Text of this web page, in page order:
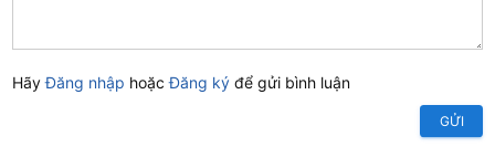
HãyĐăng nhập hoặcĐăng ký để gửi bình luận
GỬI